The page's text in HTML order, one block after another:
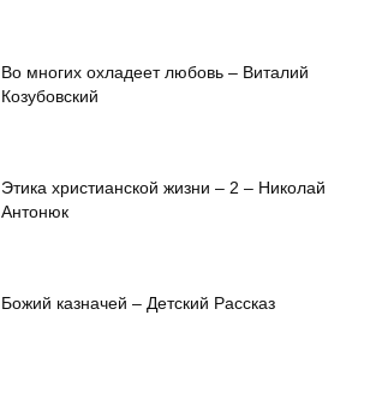
Во многих охладеет любовь – Виталий
Козубовский
Этика христианской жизни – 2 – Николай
Антонюк
Божий казначей – Детский Рассказ